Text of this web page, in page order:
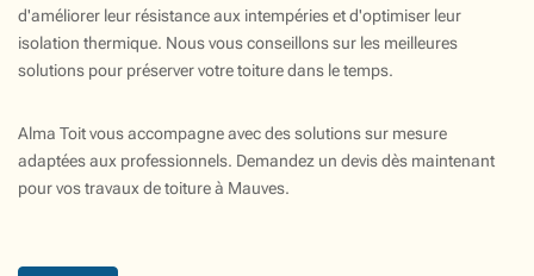
d'améliorer leur résistance aux intempéries et d'optimiser leur
isolation thermique. Nous vous conseillons sur les meilleures
solutions pour préserver votre toiture dans le temps.
Alma Toit vous accompagne avec des solutions sur mesure
adaptées aux professionnels. Demandez un devis dès maintenant
pour vos travaux de toiture à Mauves.